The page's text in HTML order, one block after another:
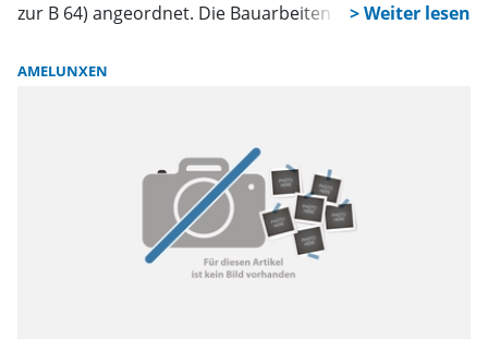
zur B 64) angeordnet. Die Bauarbeiten in diesem
Straßensperrung am Montag, dem 11. März, wieder
AMELUNXEN